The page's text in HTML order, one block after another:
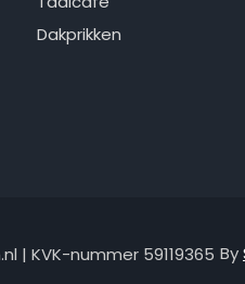
Dakprikken
| KVK-nummer 59119365 By